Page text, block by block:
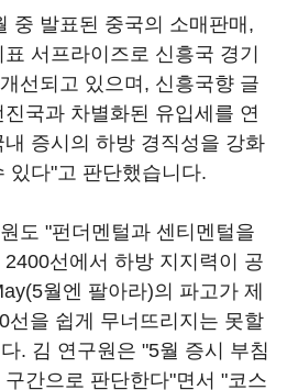
중 발표된 중국의 소매판매,
서프라이즈로 신흥국 경기
선되고 있으며, 신흥국향 글
국과 차별화된 유입세를 연
증시의 하방 경직성을 강화
있다"고 판단했습니다.
도 "펀더멘털과 센티멘털을
선에서 하방 지지력이 공
월엔 팔아라)의 파고가 제
선을 쉽게 무너뜨리지는 못할
. 김 연구원은 "5월 증시 부침
간으로 판단한다"면서 "코스